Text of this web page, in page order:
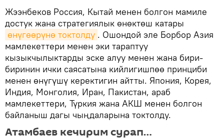
Жээнбеков Россия, Кытай менен болгон мамиле
достук жана стратегиялык өнөктөш катары
өнүгөөрүнө токтолду . Ошондой эле Борбор Азия
мамлекеттери менен эки тараптуу
кызыкчылыктарды эске алуу менен жана бири-
биринин ички саясатына кийлигишпөө принциби
менен өнүгүшү керектигин айтты. Япония, Корея,
Индия, Монголия, Иран, Пакистан, араб
мамлекеттери, Түркия жана АКШ менен болгон
байланыш дагы чыңдаларына токтолду.
Атамбаев кечирим сурап…